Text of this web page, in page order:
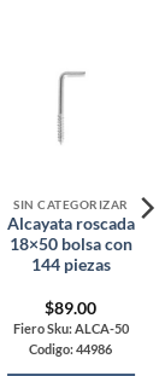
SIN CATEGORIZAR
Alcayata roscada
18×50 bolsa con
144 piezas
$89.00
Fiero Sku: ALCA-50
Codigo: 44986